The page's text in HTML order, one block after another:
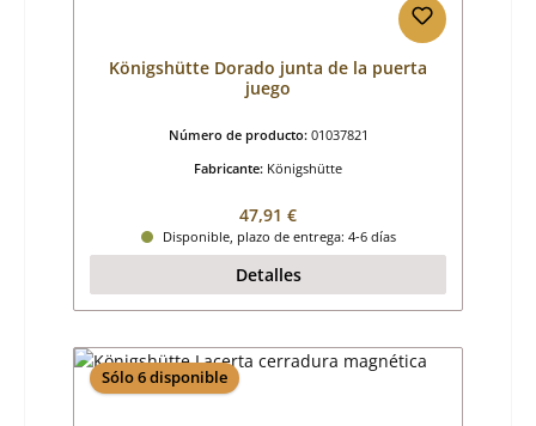
Königshütte Dorado junta de la puerta
juego
Número de producto: 01037821
Fabricante: Königshütte
Precio normal:
47,91 €
Disponible, plazo de entrega: 4-6 días
Detalles
Sólo 6 disponible